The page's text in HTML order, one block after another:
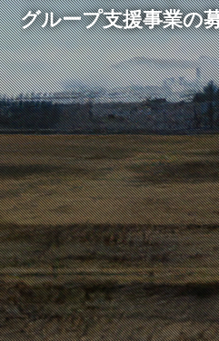
グループ支援事業の